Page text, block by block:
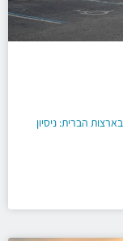
הברית:​ ניסיון